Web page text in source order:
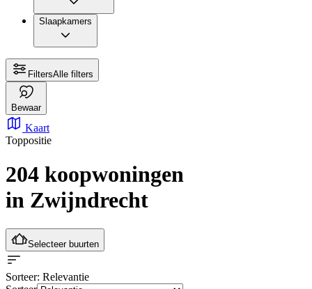
Slaapkamers
FiltersAlle filters
Bewaar
Kaart
Toppositie
204 koopwoningen
in Zwijndrecht
Selecteer buurten
Sorteer: Relevantie